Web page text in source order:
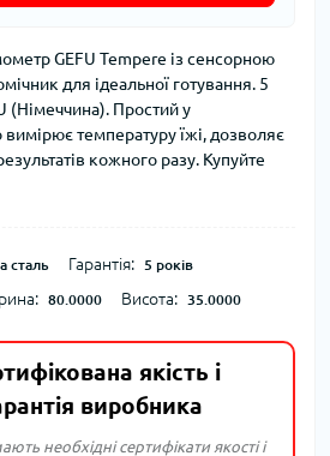
GEFU Tempere із сенсорною
для ідеальної готування. 5
(Німеччина). Простий у
температуру їжі, дозволяє
кожного разу. Купуйте
сталь Гарантія: 5 років
80.0000 Висота: 35.0000
якість і
виробника
необхідні сертифікати якості і